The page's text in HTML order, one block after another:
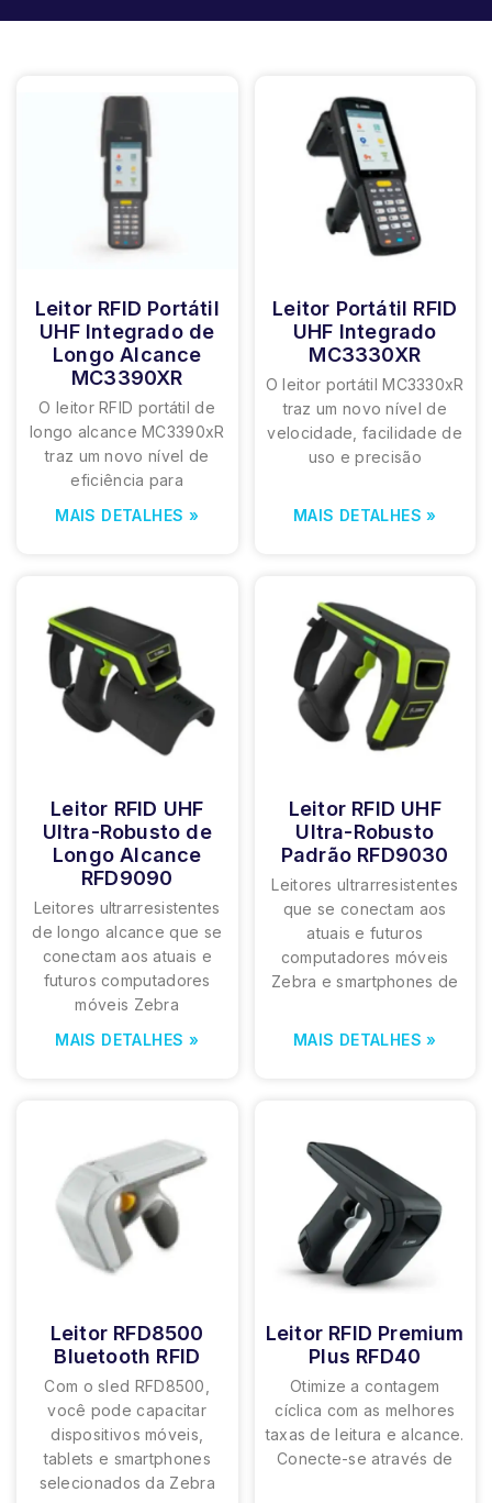
Leitor RFID Portátil
UHF Integrado de
Longo Alcance
MC3390XR
O leitor RFID portátil de
longo alcance MC3390xR
traz um novo nível de
eficiência para
MAIS DETALHES »
Leitor Portátil RFID
UHF Integrado
MC3330XR
O leitor portátil MC3330xR
traz um novo nível de
velocidade, facilidade de
uso e precisão
MAIS DETALHES »
Leitor RFID UHF
Ultra-Robusto de
Longo Alcance
RFD9090
Leitores ultrarresistentes
de longo alcance que se
conectam aos atuais e
futuros computadores
móveis Zebra
MAIS DETALHES »
Leitor RFID UHF
Ultra-Robusto
Padrão RFD9030
Leitores ultrarresistentes
que se conectam aos
atuais e futuros
computadores móveis
Zebra e smartphones de
MAIS DETALHES »
Leitor RFD8500
Bluetooth RFID
Com o sled RFD8500,
você pode capacitar
dispositivos móveis,
tablets e smartphones
selecionados da Zebra
Leitor RFID Premium
Plus RFD40
Otimize a contagem
cíclica com as melhores
taxas de leitura e alcance.
Conecte-se através de